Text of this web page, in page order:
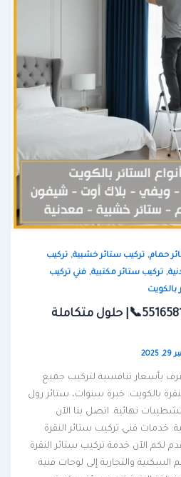
,تركيب ستائر خشبية,تركيب
تركيب ستائر مكتبية,فني تركيب
تركيب ستائر النقرة 55165818📞| حلول متكاملة
بأسعار تنافسية لتركيب جميع
بالكويت. خبرة سنوات، ستائر رول
نهائية. اتصل بنا الآن
خدمات فني تركيب ستائر النقرة
لكم الآن خدمة تركيب ستائر النقرة
والتجارية إلى لوحات فنية